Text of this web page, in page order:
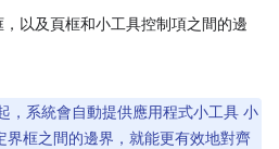
以及頁框和小工具控制項之間的邊
，系統會自動提供應用程式小工具 小
框之間的邊界，就能更有效地對齊